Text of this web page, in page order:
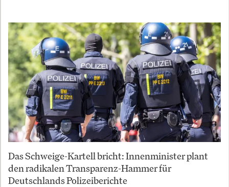
Das Schweige-Kartell bricht: Innenminister plant
den radikalen Transparenz-Hammer für
Deutschlands Polizeiberichte